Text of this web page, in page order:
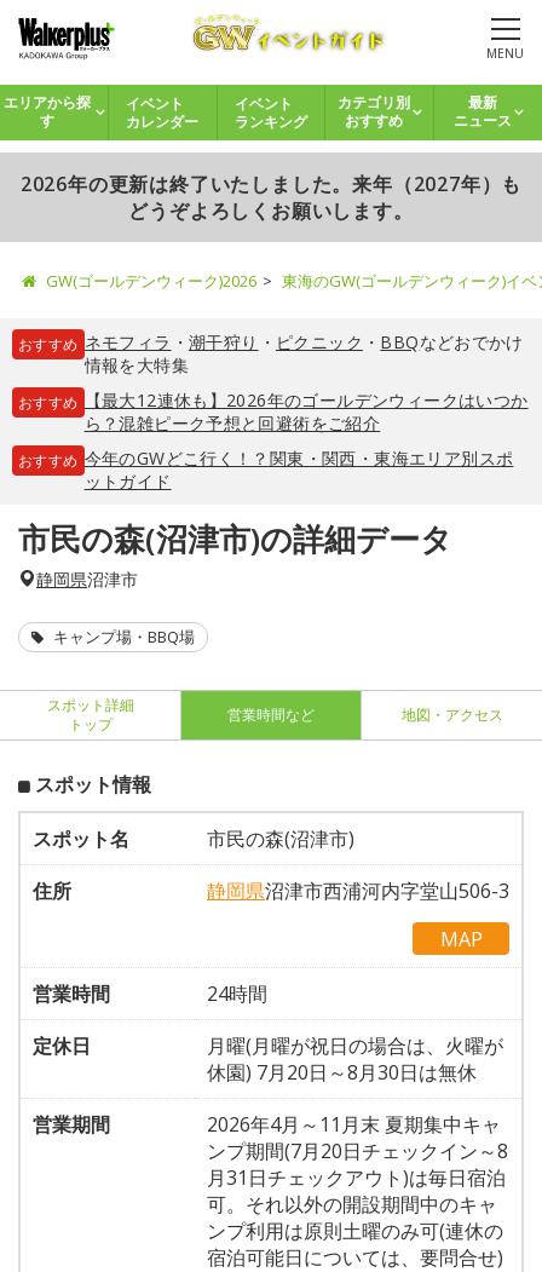
MENU
エリアから探
す
イベント
カレンダー
イベント
ランキング
カテゴリ別
おすすめ
最新
ニュース
2026年の更新は終了いたしました。来年（2027年）も
どうぞよろしくお願いします。
GW(ゴールデンウィーク)2026 東海のGW(ゴールデンウィーク)イ
おすすめ ネモフィラ ・ 潮干狩り ・ ピクニック ・ BBQなどおでかけ
情報を大特集
おすすめ
【最大12連休も】2026年のゴールデンウィークはいつか
ら？混雑ピーク予想と回避術をご紹介
おすすめ 今年のGWどこ行く！？関東・関西・東海エリア別スポ
ットガイド
市民の森(沼津市)の詳細データ
静岡県沼津市
キャンプ場・BBQ場
スポット詳細
トップ
営業時間など 地図・アクセス
スポット情報
スポット名
市民の森(沼津市)
住所
静岡県沼津市西浦河内字堂山506-3
MAP
営業時間
24時間
定休日
月曜(月曜が祝日の場合は、火曜が
休園) 7月20日～8月30日は無休
営業期間
2026年4月～11月末 夏期集中キャ
ンプ期間(7月20日チェックイン～8
月31日チェックアウト)は毎日宿泊
可。それ以外の開設期間中のキャ
ンプ利用は原則土曜のみ可(連休の
宿泊可能日については、要問合せ)